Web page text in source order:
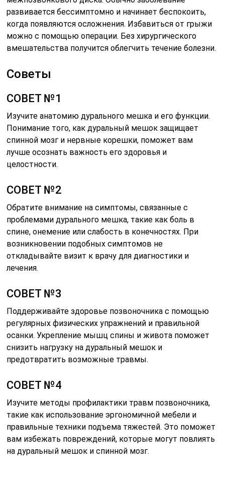
развивается бессимптомно и начинает беспокоить,
когда появляются осложнения. Избавиться от грыжи
можно с помощью операции. Без хирургического
вмешательства получится облегчить течение болезни.
Советы
СОВЕТ №1
Изучите анатомию дурального мешка и его функции.
Понимание того, как дуральный мешок защищает
спинной мозг и нервные корешки, поможет вам
лучше осознать важность его здоровья и
целостности.
СОВЕТ №2
Обратите внимание на симптомы, связанные с
проблемами дурального мешка, такие как боль в
спине, онемение или слабость в конечностях. При
возникновении подобных симптомов не
откладывайте визит к врачу для диагностики и
лечения.
СОВЕТ №3
Поддерживайте здоровье позвоночника с помощью
регулярных физических упражнений и правильной
осанки. Укрепление мышц спины и живота поможет
снизить нагрузку на дуральный мешок и
предотвратить возможные травмы.
СОВЕТ №4
Изучите методы профилактики травм позвоночника,
такие как использование эргономичной мебели и
правильные техники подъема тяжестей. Это поможет
вам избежать повреждений, которые могут повлиять
на дуральный мешок и спинной мозг.